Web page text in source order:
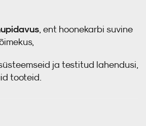
, ent hoonekarbi suvine
ja testitud lahendusi,
tooteid.